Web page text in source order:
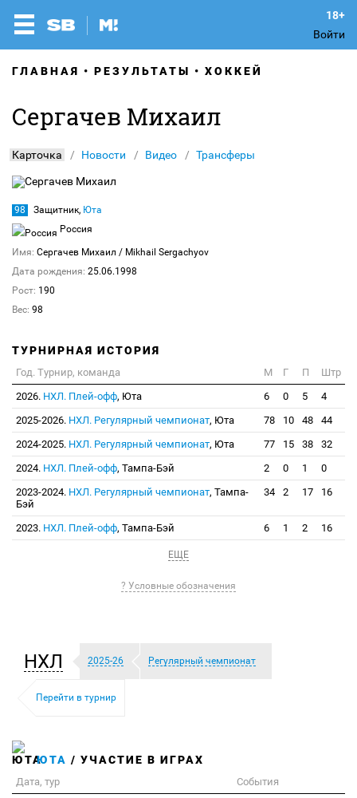
Войти
ГЛАВНАЯ РЕЗУЛЬТАТЫ ХОККЕЙ
Сергачев Михаил
Карточка Новости Видео Трансферы
98 Защитник, Юта
Россия
Имя: Сергачев Михаил / Mikhail Sergachyov
Дата рождения: 25.06.1998
Рост: 190
Вес: 98
ТУРНИРНАЯ ИСТОРИЯ
Год. Турнир, команда М Г П
Штр
2026. НХЛ. Плей-офф, Юта 6 0 5
4
2025-2026. НХЛ. Регулярный чемпионат, Юта 78 10 48
44
2024-2025. НХЛ. Регулярный чемпионат, Юта 77 15 38
32
2024. НХЛ. Плей-офф, Тампа-Бэй 2 0 1
0
2023-2024. НХЛ. Регулярный чемпионат, Тампа-
Бэй
34 2 17 16
2023. НХЛ. Плей-офф, Тампа-Бэй 6 1 2 16
ЕЩЕ
? Условные обозначения
НХЛ 2025-26 Регулярный чемпионат
Перейти в турнир
ЮТА / УЧАСТИЕ В ИГРАХ
Дата, тур
События